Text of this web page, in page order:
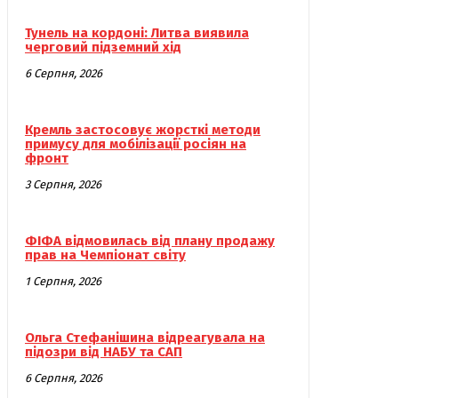
Тунель на кордоні: Литва виявила
черговий підземний хід
6 Серпня, 2026
Кремль застосовує жорсткі методи
примусу для мобілізації росіян на
фронт
3 Серпня, 2026
ФІФА відмовилась від плану продажу
прав на Чемпіонат світу
1 Серпня, 2026
Ольга Стефанішина відреагувала на
підозри від НАБУ та САП
6 Серпня, 2026